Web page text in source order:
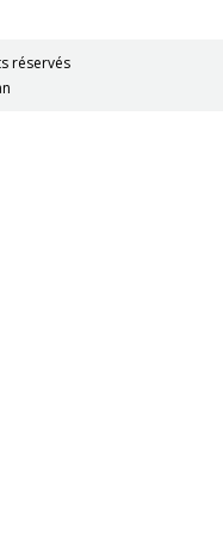
réservés